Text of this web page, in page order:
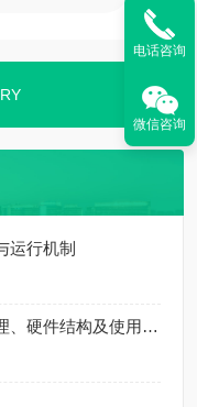
运行机制
三坐标测量仪知识整理：工作原理、硬件结构及使用规范
电话咨询
微信咨询